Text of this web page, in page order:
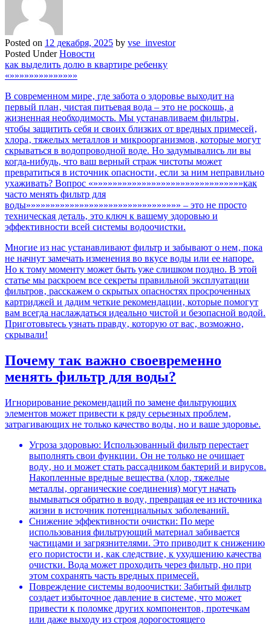
Posted on 12 декабря, 2025 by vse_investor
Posted UnderНовости
Навигация
по
записям
как выделить долю в квартире ребенку
«»»»»»»»»»»»»»»
В современном мире‚ где забота о здоровье выходит на
первый план‚ чистая питьевая вода – это не роскошь‚ а
жизненная необходимость. Мы устанавливаем фильтры‚
чтобы защитить себя и своих близких от вредных примесей‚
хлора‚ тяжелых металлов и микроорганизмов‚ которые могут
скрываться в водопроводной воде. Но задумывались ли вы
когда-нибудь‚ что ваш верный страж чистоты может
превратиться в источник опасности‚ если за ним неправильно
ухаживать? Вопрос «»»»»»»»»»»»»»»»»»»»»»»»»»»»»»»»как
часто менять фильтр для
воды»»»»»»»»»»»»»»»»»»»»»»»»»»»»»»»» – это не просто
техническая деталь‚ это ключ к вашему здоровью и
эффективности всей системы водоочистки.
Многие из нас устанавливают фильтр и забывают о нем‚ пока
не начнут замечать изменения во вкусе воды или ее напоре.
Но к тому моменту может быть уже слишком поздно. В этой
статье мы раскроем все секреты правильной эксплуатации
фильтров‚ расскажем о скрытых опасностях просроченных
картриджей и дадим четкие рекомендации‚ которые помогут
вам всегда наслаждаться идеально чистой и безопасной водой.
Приготовьтесь узнать правду‚ которую от вас‚ возможно‚
скрывали!
Почему так важно своевременно
менять фильтр для воды?
Игнорирование рекомендаций по замене фильтрующих
элементов может привести к ряду серьезных проблем‚
затрагивающих не только качество воды‚ но и ваше здоровье.
Угроза здоровью: Использованный фильтр перестает
выполнять свои функции. Он не только не очищает
воду‚ но и может стать рассадником бактерий и вирусов.
Накопленные вредные вещества (хлор‚ тяжелые
металлы‚ органические соединения) могут начать
вымываться обратно в воду‚ превращая ее из источника
жизни в источник потенциальных заболеваний.
Снижение эффективности очистки: По мере
использования фильтрующий материал забивается
частицами и загрязнителями. Это приводит к снижению
его пористости и‚ как следствие‚ к ухудшению качества
очистки. Вода может проходить через фильтр‚ но при
этом сохранять часть вредных примесей.
Повреждение системы водоочистки: Забитый фильтр
создает избыточное давление в системе‚ что может
привести к поломке других компонентов‚ протечкам
или даже выходу из строя дорогостоящего